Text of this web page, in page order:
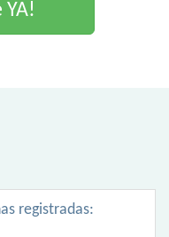
registradas: